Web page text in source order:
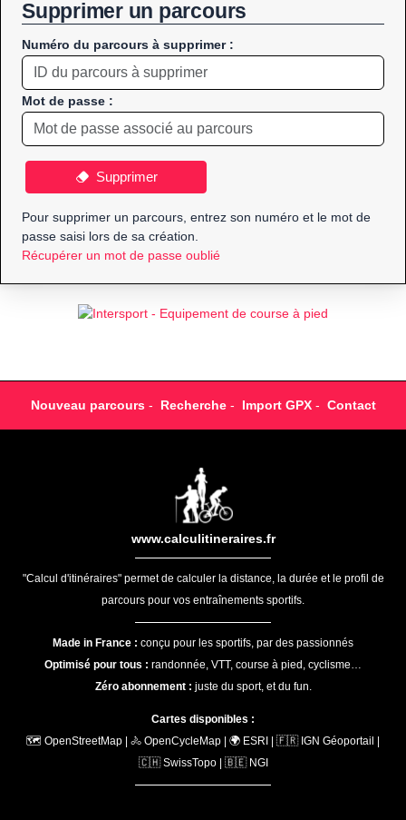
Supprimer un parcours
Numéro du parcours à supprimer :
Mot de passe :
Supprimer
Pour supprimer un parcours, entrez son numéro et le mot de
passe saisi lors de sa création.
Récupérer un mot de passe oublié
Nouveau parcours- Recherche- Import GPX- Contact
www.calculitineraires.fr
"Calcul d'itinéraires" permet de calculer la distance, la durée et le profil de
parcours pour vos entraînements sportifs.
Made in France : conçu pour les sportifs, par des passionnés
Optimisé pour tous : randonnée, VTT, course à pied, cyclisme…
Zéro abonnement : juste du sport, et du fun.
Cartes disponibles :
🗺️ OpenStreetMap | 🚴 OpenCycleMap | 🌍 ESRI | 🇫🇷 IGN Géoportail |
🇨🇭 SwissTopo | 🇧🇪 NGI